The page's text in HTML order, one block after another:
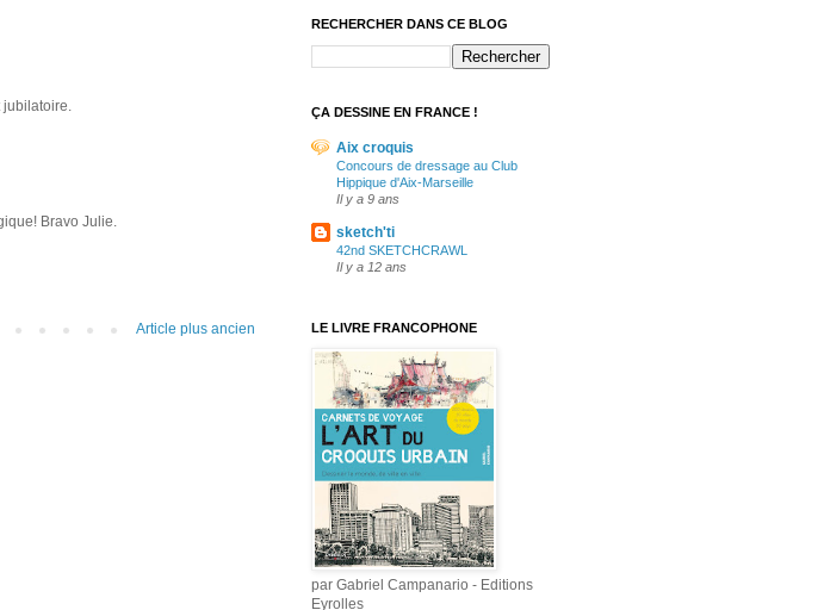
jubilatoire.
Bravo Julie.
Article plus ancien
RECHERCHER DANS CE BLOG
ÇA DESSINE EN FRANCE !
Aix croquis
Concours de dressage au Club
Hippique d'Aix-Marseille
Il y a 9 ans
sketch'ti
42nd SKETCHCRAWL
Il y a 12 ans
LE LIVRE FRANCOPHONE
par Gabriel Campanario - Editions
Eyrolles